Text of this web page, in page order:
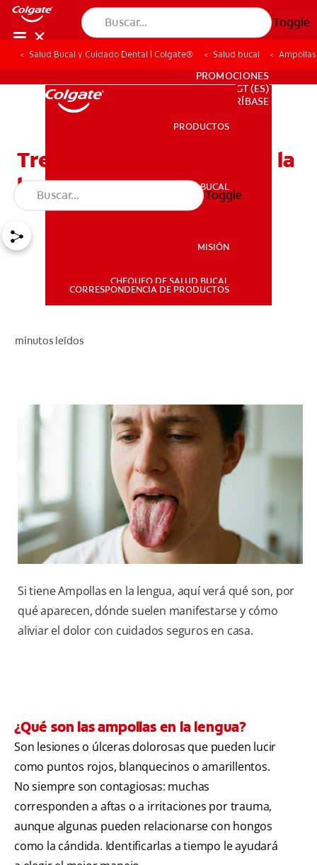
Toggle
SALUD BUCAL
PARA PROFESIONALES
PROMOCIONES
PARA PROFESIONALES
PROMOCIONES
GT (ES)
SUSCRÍBASE
PRODUCTOS
SALUD BUCAL
MISIÓN
CHEQUEO DE SALUD BUCAL
CORRESPONDENCIA DE PRODUCTOS
Toggle
Salud Bucal y Cuidado Dental | Colgate® Salud bucal
Tres tipos de ampollas en la
lengua y cómo tratarlas
minutos leídos
Si tiene Ampollas en la lengua, aquí verá qué son, por
qué aparecen, dónde suelen manifestarse y cómo
aliviar el dolor con cuidados seguros en casa.
¿Qué son las ampollas en la lengua?
Son lesiones o úlceras dolorosas que pueden lucir
como puntos rojos, blanquecinos o amarillentos.
No siempre son contagiosas: muchas
corresponden a aftas o a irritaciones por trauma,
aunque algunas pueden relacionarse con hongos
como la cándida. Identificarlas a tiempo le ayudará